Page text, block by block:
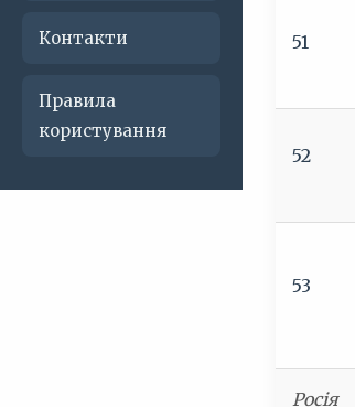
Контакти
Правила
користування
51
52
53
Росія